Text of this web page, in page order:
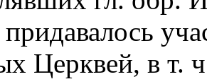
придавалось
Церквей, в т.